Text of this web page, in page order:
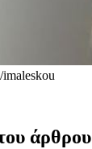
άρθρου